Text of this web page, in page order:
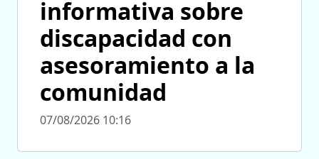
informativa sobre
discapacidad con
asesoramiento a la
comunidad
07/08/2026 10:16